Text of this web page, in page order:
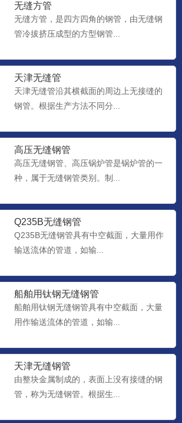
无缝方管
无缝方管，是四方四角的钢管，由无缝钢
管冷拔挤压成型的方型钢管...
天津无缝管
天津无缝管沿其横截面的周边上无接缝的
钢管。根据生产方法不同分...
高压无缝钢管
高压无缝钢管、高压锅炉管是锅炉管的一
种，属于无缝钢管类别。制...
Q235B无缝钢管
Q235B无缝钢管具有中空截面，大量用作
输送流体的管道，如输...
船舶用钛钢无缝钢管
船舶用钛钢无缝钢管具有中空截面，大量
用作输送流体的管道，如输...
天津无缝钢管
由整块金属制成的，表面上没有接缝的钢
管，称为无缝钢管。根据生...